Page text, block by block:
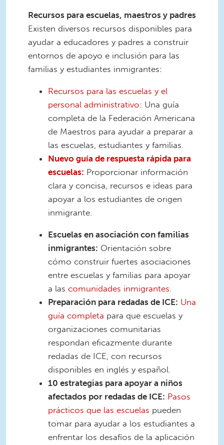
Recursos para escuelas, maestros y padres
Existen diversos recursos disponibles para
ayudar a educadores y padres a construir
entornos de apoyo e inclusión para las
familias y estudiantes inmigrantes:
Recursos para las escuelas y el
personal administrativo: Una guía
completa de la Federación Americana
de Maestros para ayudar a preparar a
las escuelas, estudiantes y familias.
Nuevo guía de respuesta rápida para
escuelas: Proporcionar información
clara y concisa, recursos e ideas para
apoyar a los estudiantes de origen
inmigrante.
Escuelas en asociación con familias
inmigrantes: Orientación sobre
cómo construir fuertes asociaciones
entre escuelas y familias para apoyar
a las comunidades inmigrantes.
Preparación para redadas de ICE: Una
guía completa para que escuelas y
organizaciones comunitarias
respondan eficazmente durante
redadas de ICE, con recursos
disponibles en inglés y español.
10 estrategias para apoyar a niños
afectados por redadas de ICE: Pasos
prácticos que las escuelas pueden
tomar para ayudar a los estudiantes a
enfrentar los desafíos de la aplicación